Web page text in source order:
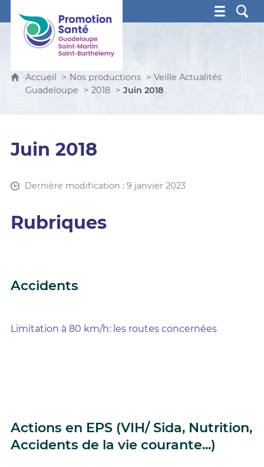
Promotion Santé Guadeloupe, Saint-Martin, Saint
Accueil Nos productions
Veille Actualités
Guadeloupe
2018 Juin 2018
Juin 2018
Dernière modification : 9 janvier 2023
Rubriques
Accidents
Limitation à 80 km/h: les routes concernées
Actions en EPS (VIH/ Sida, Nutrition,
Accidents de la vie courante...)